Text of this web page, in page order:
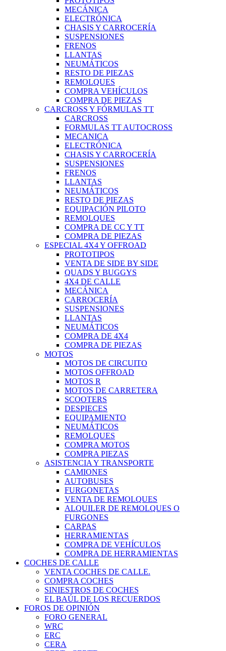
MECÁNICA
ELECTRÓNICA
CHASIS Y CARROCERÍA
SUSPENSIONES
FRENOS
LLANTAS
NEUMÁTICOS
RESTO DE PIEZAS
REMOLQUES
COMPRA VEHÍCULOS
COMPRA DE PIEZAS
CARCROSS Y FÓRMULAS TT
CARCROSS
FORMULAS TT AUTOCROSS
MECANICA
ELECTRÓNICA
CHASIS Y CARROCERÍA
SUSPENSIONES
FRENOS
LLANTAS
NEUMÁTICOS
RESTO DE PIEZAS
EQUIPACIÓN PILOTO
REMOLQUES
COMPRA DE CC Y TT
COMPRA DE PIEZAS
ESPECIAL 4X4 Y OFFROAD
PROTOTIPOS
VENTA DE SIDE BY SIDE
QUADS Y BUGGYS
4X4 DE CALLE
MECÁNICA
CARROCERÍA
SUSPENSIONES
LLANTAS
NEUMÁTICOS
COMPRA DE 4X4
COMPRA DE PIEZAS
MOTOS
MOTOS DE CIRCUITO
MOTOS OFFROAD
MOTOS R
MOTOS DE CARRETERA
SCOOTERS
DESPIECES
EQUIPAMIENTO
NEUMÁTICOS
REMOLQUES
COMPRA MOTOS
COMPRA PIEZAS
ASISTENCIA Y TRANSPORTE
CAMIONES
AUTOBUSES
FURGONETAS
VENTA DE REMOLQUES
ALQUILER DE REMOLQUES O
FURGONES
CARPAS
HERRAMIENTAS
COMPRA DE VEHÍCULOS
COMPRA DE HERRAMIENTAS
COCHES DE CALLE
VENTA COCHES DE CALLE.
COMPRA COCHES
SINIESTROS DE COCHES
EL BAÚL DE LOS RECUERDOS
FOROS DE OPINIÓN
FORO GENERAL
WRC
ERC
CERA